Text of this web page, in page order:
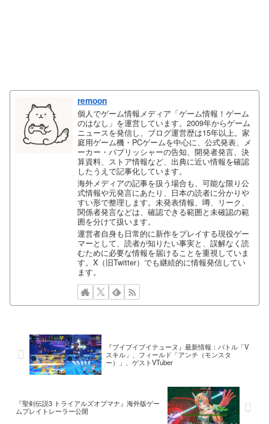
remoon
個人でゲーム情報メディア「ゲーム情報！ゲーム
のはなし」を運営しています。2009年からゲーム
ニュースを発信し、ブログ運営歴は15年以上。家
庭用ゲーム機・PCゲームを中心に、公式発表、メ
ーカー・パブリッシャーの告知、開発者発言、決
算資料、ストア情報など、出典に近い情報を確認
したうえで記事化しています。
海外メディアの記事を扱う場合も、可能な限り公
式情報や元発言にあたり、日本の読者に分かりや
すい形で整理します。未発表情報、噂、リーク、
関係者発言などは、確認できる範囲と未確認の範
囲を分けて扱います。
運営者自身も日常的に新作をプレイする現役ゲー
マーとして、読者が知りたい事実と、誤解なく読
むために必要な情報を届けることを重視していま
す。X（旧Twitter）でも継続的に情報発信してい
ます。
『ブイブイブイテューヌ』最新情報：バトル「V
スキル」、フィールド「アンチ（モンスタ
ー）」、ゲストVTuber
『聖剣伝説3 トライアルズオブマナ』海外版ゲー
ムプレイトレーラー公開